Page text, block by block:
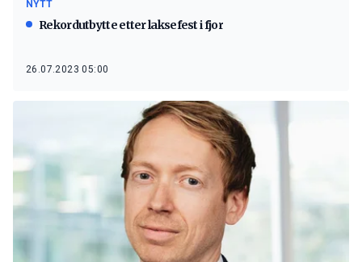
NYTT
Rekordutbytte etter laksefest i fjor
26.07.2023 05:00